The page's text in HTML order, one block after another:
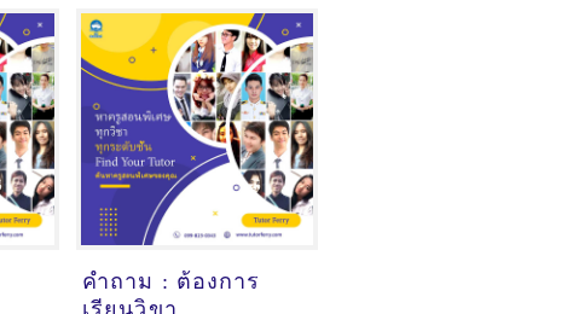
คำถาม : ต้องการ
เรียนวิขา